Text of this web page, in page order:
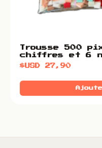
Trousse 500
chiffres et 6
$USD27,90